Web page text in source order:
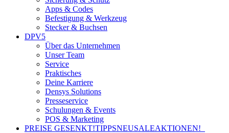
Apps & Codes
Befestigung & Werkzeug
Stecker & Buchsen
DPV5
Über das Unternehmen
Unser Team
Service
Praktisches
Deine Karriere
Densys Solutions
Presseservice
Schulungen & Events
POS & Marketing
PREISE GESENKT!TIPPSNEUSALEAKTIONEN!